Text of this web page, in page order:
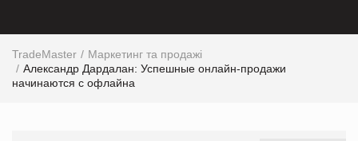
TradeMaster
Маркетинг та продажі
Александр Дардалан: Успешные онлайн-продажи
начинаются с офлайна